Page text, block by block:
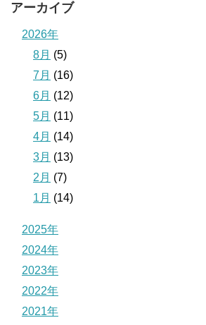
アーカイブ
2026年
8月 (5)
7月 (16)
6月 (12)
5月 (11)
4月 (14)
3月 (13)
2月 (7)
1月 (14)
2025年
2024年
2023年
2022年
2021年